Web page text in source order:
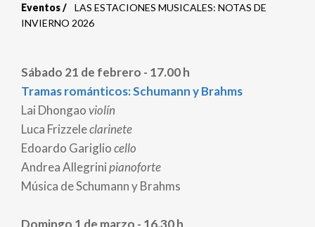
Sobrescribir
de
ayuda
a
la
navegación
Eventos
LAS ESTACIONES MUSICALES: NOTAS DE
INVIERNO 2026
Sábado 21 de febrero - 17.00 h
Tramas románticos: Schumann y Brahms
Lai Dhongaoviolín
Luca Frizzeleclarinete
Edoardo Garigliocello
Andrea Allegrinipianoforte
Música de Schumann y Brahms
Domingo 1 de marzo - 16.30 h